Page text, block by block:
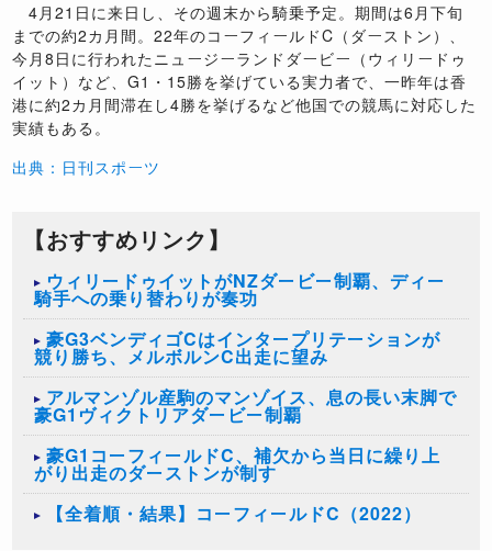
4月21日に来日し、その週末から騎乗予定。期間は6月下旬
までの約2カ月間。22年のコーフィールドC（ダーストン）、
今月8日に行われたニュージーランドダービー（ウィリードゥ
イット）など、G1・15勝を挙げている実力者で、一昨年は香
港に約2カ月間滞在し4勝を挙げるなど他国での競馬に対応した
実績もある。
出典：日刊スポーツ
【おすすめリンク】
ウィリードゥイットがNZダービー制覇、ディー
騎手への乗り替わりが奏功
豪G3ベンディゴCはインタープリテーションが
競り勝ち、メルボルンC出走に望み
アルマンゾル産駒のマンゾイス、息の長い末脚で
豪G1ヴィクトリアダービー制覇
豪G1コーフィールドC、補欠から当日に繰り上
がり出走のダーストンが制す
【全着順・結果】コーフィールドC（2022）